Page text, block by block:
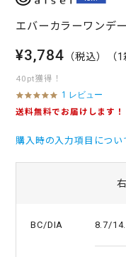
エバーカラーワンデ
¥3,784 （税込） （
40pt獲得！
5
.
t
n
1 レビュー
送料無料でお届けします！
購入時の入力項目につい
BC/DIA 8.7/